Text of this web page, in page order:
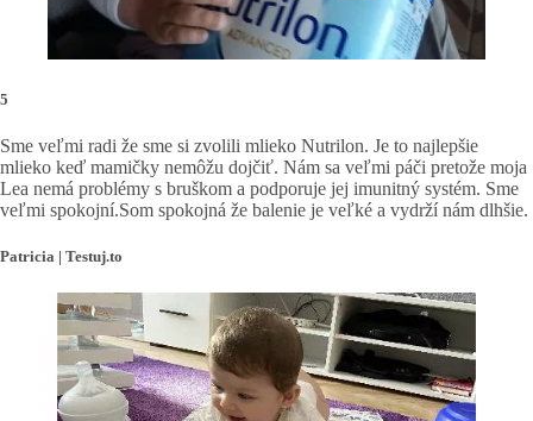
5
Sme veľmi radi že sme si zvolili mlieko Nutrilon. Je to najlepšie
mlieko keď mamičky nemôžu dojčiť. Nám sa veľmi páči pretože moja
Lea nemá problémy s bruškom a podporuje jej imunitný systém. Sme
veľmi spokojní.Som spokojná že balenie je veľké a vydrží nám dlhšie.
Patricia | Testuj.to